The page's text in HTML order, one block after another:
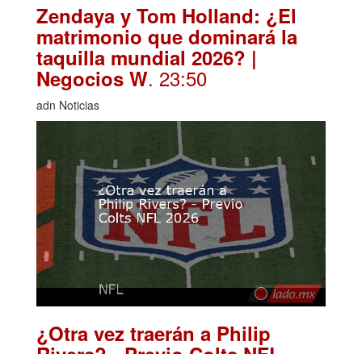
Zendaya y Tom Holland: ¿El
matrimonio que dominará la
taquilla mundial 2026? |
Negocios W. 23:50
adn Noticias
¿Otra vez traerán a Philip